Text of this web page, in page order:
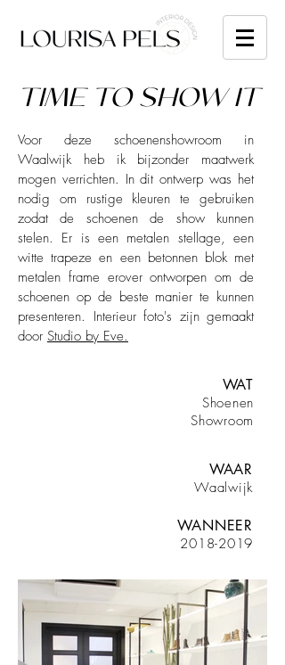
TIME TO SHOW IT
Voor deze schoenenshowroom in
Waalwijk heb ik bijzonder maatwerk
mogen verrichten. In dit ontwerp was het
nodig om rustige kleuren te gebruiken
zodat de schoenen de show kunnen
stelen. Er is een metalen stellage, een
witte trapeze en een betonnen blok met
metalen frame erover ontworpen om de
schoenen op de beste manier te kunnen
presenteren. Interieur foto's zijn gemaakt
door Studio by Eve.
WAT
Shoenen
Showroom
WAAR
Waalwijk
WANNEER
2018-2019